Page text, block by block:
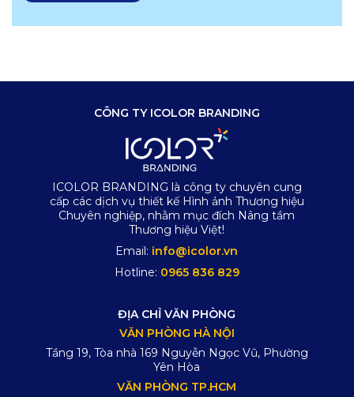
CÔNG TY ICOLOR BRANDING
ICOLOR BRANDING là công ty chuyên cung
cấp các dịch vụ thiết kế Hình ảnh Thương hiệu
Chuyên nghiệp, nhằm mục đích Nâng tầm
Thương hiệu Việt!
Email: info@icolor.vn
Hotline: 0965 836 829
ĐỊA CHỈ VĂN PHÒNG
VĂN PHÒNG HÀ NỘI
Tầng 19, Tòa nhà 169 Nguyễn Ngọc Vũ, Phường
Yên Hòa
VĂN PHÒNG TP.HCM